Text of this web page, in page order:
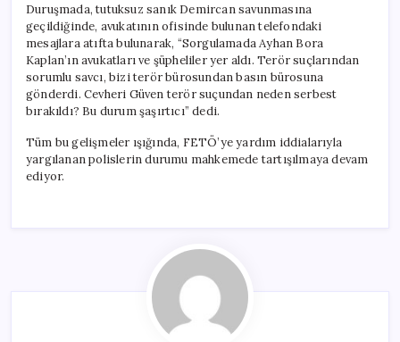
Duruşmada, tutuksuz sanık Demircan savunmasına
geçildiğinde, avukatının ofisinde bulunan telefondaki
mesajlara atıfta bulunarak, “Sorgulamada Ayhan Bora
Kaplan’ın avukatları ve şüpheliler yer aldı. Terör suçlarından
sorumlu savcı, bizi terör bürosundan basın bürosuna
gönderdi. Cevheri Güven terör suçundan neden serbest
bırakıldı? Bu durum şaşırtıcı” dedi.
Tüm bu gelişmeler ışığında, FETÖ’ye yardım iddialarıyla
yargılanan polislerin durumu mahkemede tartışılmaya devam
ediyor.